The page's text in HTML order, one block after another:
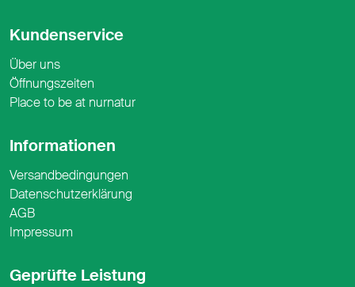
Kundenservice
Über uns
Öffnungszeiten
Place to be at nurnatur
Informationen
Versandbedingungen
Datenschutzerklärung
AGB
Impressum
Geprüfte Leistung